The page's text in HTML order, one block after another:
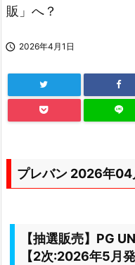
販」へ？
 2026年4月1日
プレバン 2026年04
【抽選販売】PG
【2次:2026年5月発